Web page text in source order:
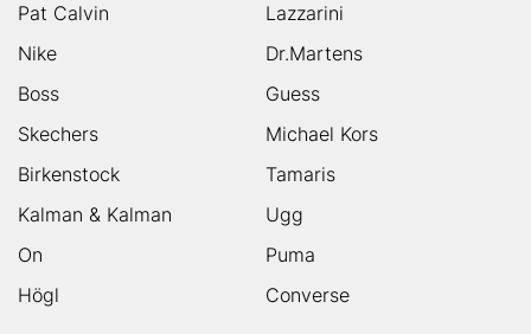
Pat Calvin
Lazzarini
Nike
Dr.Martens
Boss
Guess
Skechers
Michael Kors
Birkenstock
Tamaris
Kalman & Kalman
Ugg
On
Puma
Högl
Converse